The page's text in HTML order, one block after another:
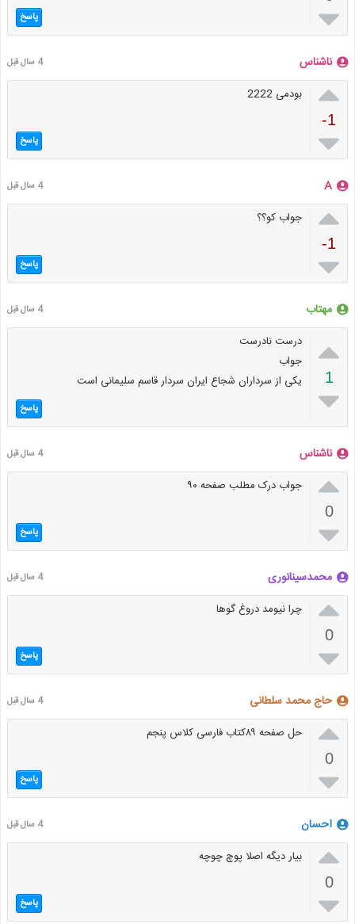
 پاسخ
ناشناس 4 سال قبل

-1

بودمی 2222
پاسخ
A 4 سال قبل

-1

جواب کو؟؟
پاسخ
مهتاب 4 سال قبل

1

درست نادرست
جواب
یکی از سرداران شجاع ایران سردار قاسم سلیمانی است
پاسخ
ناشناس 4 سال قبل

0

جواب درک مطلب صفحه ۹۰
پاسخ
محمدسینانوری 4 سال قبل

0

چرا نیومد دروغ گوها
پاسخ
حاج محمد سلطانی 4 سال قبل

0

حل صفحه ۸۹کتاب فارسی کلاس پنجم
پاسخ
احسان 4 سال قبل

0

بیار دیگه اصلا پوچ چوچه
پاسخ